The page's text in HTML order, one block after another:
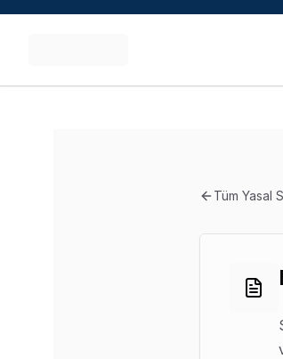
İçeriğe atla
Ahmet Yıldırım,Mecidiyeköy ve Şişli
Tüm Yasal